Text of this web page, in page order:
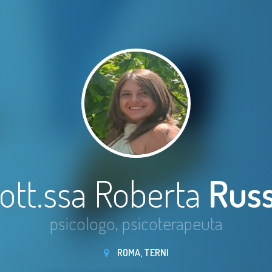
Roberta
psicologo, psicoterapeuta
ROMA, TERNI